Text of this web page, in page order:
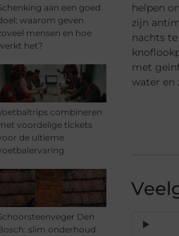
aan een goed
waarom geven
mensen en hoe
het?
combineren
voordelige tickets
de ultieme
Den
slim onderhoud
helpen
zijn
nachts
met
water en